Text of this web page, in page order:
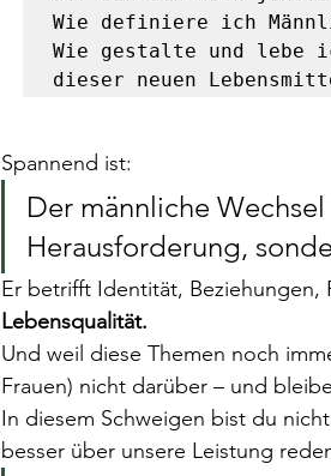
Wie definiere ich
Wie gestalte und lebe
dieser neuen
Spannend ist:
Der männliche
Herausforderung,
Er betrifft Identität,
Lebensqualität.
Und weil diese Themen noch
Frauen) nicht darüber – und
In diesem Schweigen bist du
besser über unsere Leistung